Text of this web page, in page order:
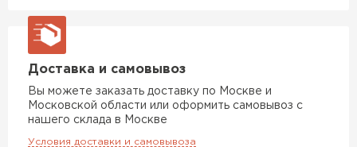
Доставка и самовывоз
Вы можете заказать доставку по Москве и
Московской области или оформить самовывоз с
нашего склада в Москве
Условия доставки и самовывоза